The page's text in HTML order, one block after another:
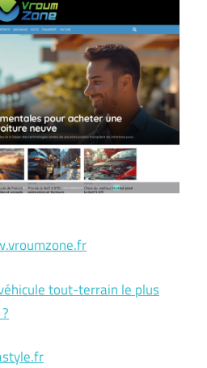
tout-terrain le plus